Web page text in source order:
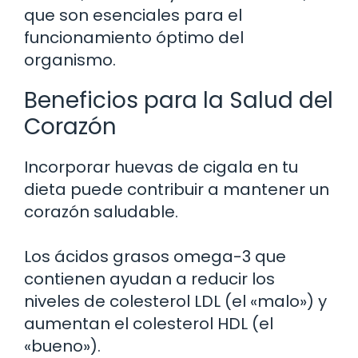
que son esenciales para el
funcionamiento óptimo del
organismo.
Beneficios para la Salud del
Corazón
Incorporar huevas de cigala en tu
dieta puede contribuir a mantener un
corazón saludable.
Los ácidos grasos omega-3 que
contienen ayudan a reducir los
niveles de colesterol LDL (el «malo») y
aumentan el colesterol HDL (el
«bueno»).